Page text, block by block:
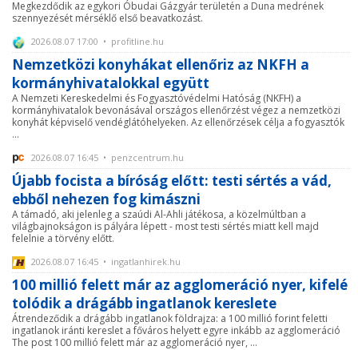
Megkezdődik az egykori Óbudai Gázgyár területén a Duna medrének
szennyezését mérséklő első beavatkozást.
2026.08.07 17:00 • profitline.hu
Nemzetközi konyhákat ellenőriz az NKFH a
kormányhivatalokkal együtt
A Nemzeti Kereskedelmi és Fogyasztóvédelmi Hatóság (NKFH) a
kormányhivatalok bevonásával országos ellenőrzést végez a nemzetközi
konyhát képviselő vendéglátóhelyeken. Az ellenőrzések célja a fogyasztók
...
2026.08.07 16:45 • penzcentrum.hu
Újabb focista a bíróság előtt: testi sértés a vád,
ebből nehezen fog kimászni
A támadó, aki jelenleg a szaúdi Al-Ahli játékosa, a közelmúltban a
világbajnokságon is pályára lépett - most testi sértés miatt kell majd
felelnie a törvény előtt.
2026.08.07 16:45 • ingatlanhirek.hu
100 millió felett már az agglomeráció nyer, kifelé
tolódik a drágább ingatlanok kereslete
Átrendeződik a drágább ingatlanok földrajza: a 100 millió forint feletti
ingatlanok iránti kereslet a főváros helyett egyre inkább az agglomeráció
The post 100 millió felett már az agglomeráció nyer, ...